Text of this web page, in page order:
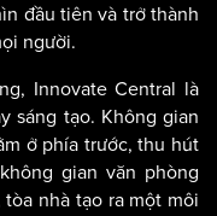
đầu tiên và trở thành
người.
Innovate Central là
sáng tạo. Không gian
ở phía trước, thu hút
gian văn phòng
nhà tạo ra một môi